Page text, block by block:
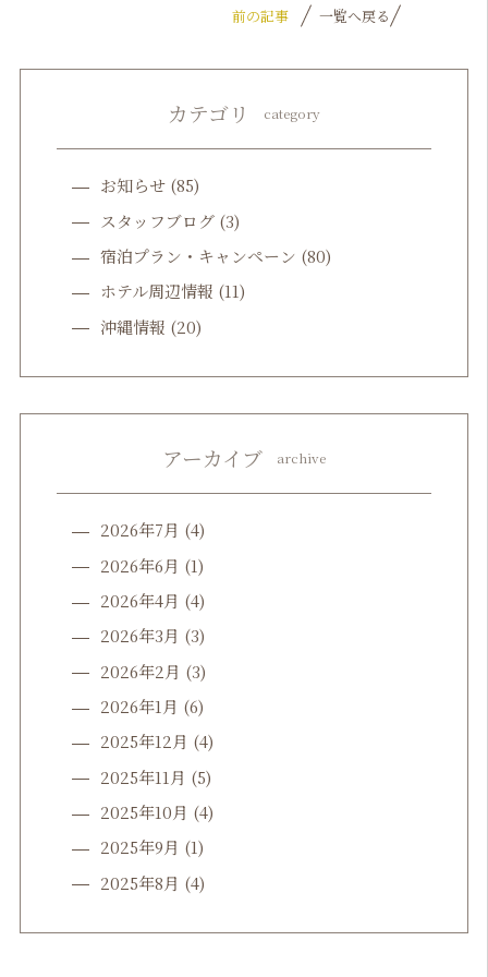
前の記事 一覧へ戻る
カテゴリ category
お知らせ(85)
スタッフブログ(3)
宿泊プラン・キャンペーン (80)
ホテル周辺情報 (11)
沖縄情報 (20)
アーカイブ archive
2026年7月 (4)
2026年6月 (1)
2026年4月 (4)
2026年3月 (3)
2026年2月 (3)
2026年1月 (6)
2025年12月 (4)
2025年11月 (5)
2025年10月 (4)
2025年9月 (1)
2025年8月 (4)